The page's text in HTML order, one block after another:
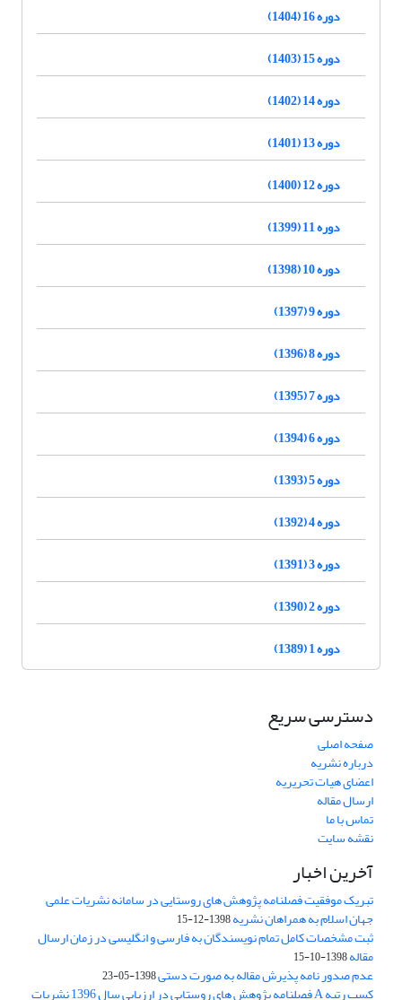
دوره 16 (1404)
دوره 15 (1403)
دوره 14 (1402)
دوره 13 (1401)
دوره 12 (1400)
دوره 11 (1399)
دوره 10 (1398)
دوره 9 (1397)
دوره 8 (1396)
دوره 7 (1395)
دوره 6 (1394)
دوره 5 (1393)
دوره 4 (1392)
دوره 3 (1391)
دوره 2 (1390)
دوره 1 (1389)
دسترسی سریع
صفحه اصلی
درباره نشریه
اعضای هیات تحریریه
ارسال مقاله
تماس با ما
نقشه سایت
آخرین اخبار
تبریک موفقیت فصلنامه پژوهش های روستایی در سامانه نشریات علمی
جهان اسلام به همراهان نشریه1398-12-15
ثبت مشخصات کامل تمام نویسندگان به فارسی و انگلیسی در زمان ارسال
مقاله1398-10-15
عدم صدور نامه پذیرش مقاله به صورت دستی1398-05-23
کسب رتبه A فصلنامه پژوهش های روستایی در ارزیابی سال 1396 نشریات